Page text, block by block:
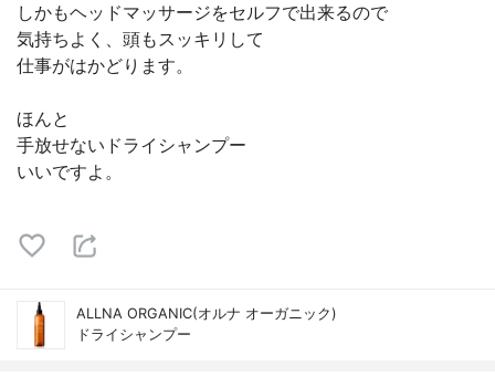
しかもヘッドマッサージをセルフで出来るので
気持ちよく、頭もスッキリして
仕事がはかどります。
ほんと
手放せないドライシャンプー
いいですよ。
ALLNA ORGANIC(オルナ オーガニック)
ドライシャンプー